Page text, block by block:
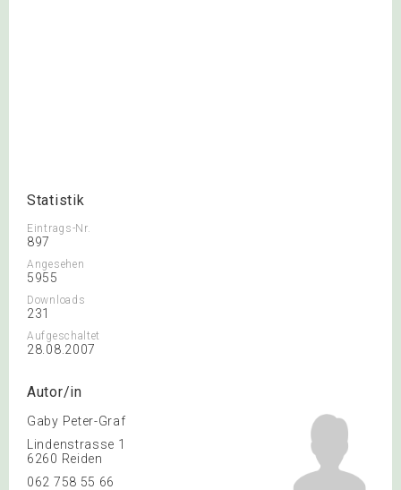
Statistik
Eintrags-Nr.
897
Angesehen
5955
Downloads
231
Aufgeschaltet
28.08.2007
Autor/in
Gaby Peter-Graf
Lindenstrasse 1
6260 Reiden
062 758 55 66